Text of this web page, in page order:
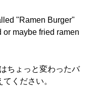
"Ramen Burger"
maybe fried ramen
ちょっと変わったバ
ください。